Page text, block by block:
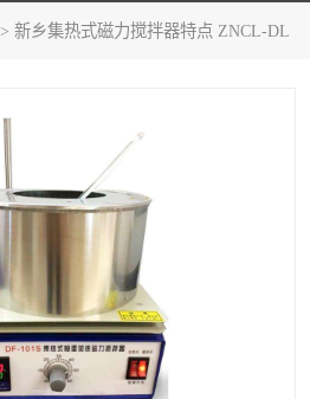
> 新乡集热式磁力搅拌器特点 ZNCL-DL
双层玻璃反应釜10L
五抽头循环水真空泵
多功能油浴锅
低温恒温反应浴槽
电动搅拌器